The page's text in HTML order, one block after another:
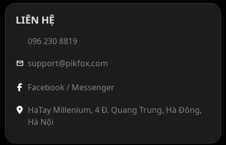
LIÊN HỆ
096 230 8819
mail support@pikfox.com
Facebook / Messenger
HaTay Millenium, 4 Đ. Quang Trung, Hà Đông,
Hà Nội